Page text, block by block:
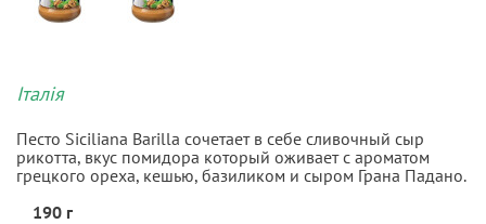
Італія
Песто Siciliana Barilla сочетает в себе сливочный сыр
рикотта, вкус помидора который оживает с ароматом
грецкого ореха, кешью, базиликом и сыром Грана Падано.
190 г